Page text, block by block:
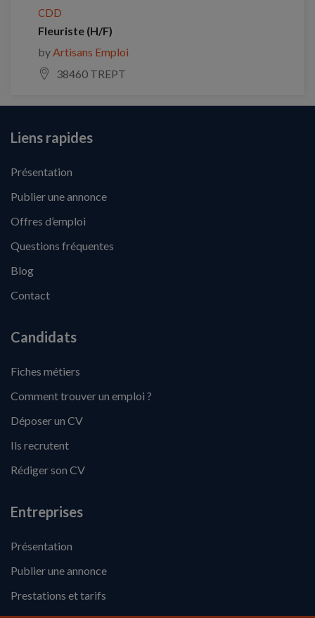
CDD
Fleuriste (H/F)
byArtisans Emploi
38460 TREPT
Liens rapides
Présentation
Publier une annonce
Offres d’emploi
Questions fréquentes
Blog
Contact
Candidats
Fiches métiers
Comment trouver un emploi ?
Déposer un CV
Ils recrutent
Rédiger son CV
Entreprises
Présentation
Publier une annonce
Prestations et tarifs